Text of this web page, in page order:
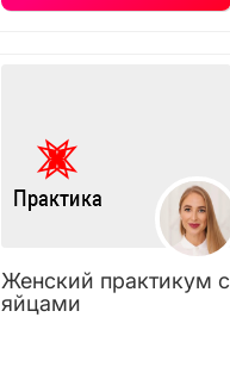
Женский практикум с
яйцами